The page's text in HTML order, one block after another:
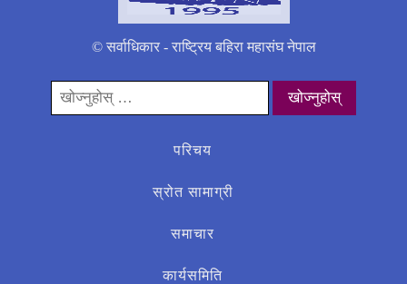
© सर्वाधिकार - राष्ट्रिय बहिरा महासंघ नेपाल
यसको
लागी
परिचय
स्रोत सामाग्री
समाचार
कार्यसमिति